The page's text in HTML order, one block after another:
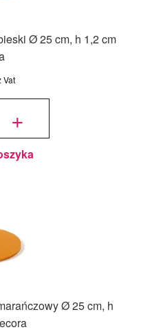
Ø 25 cm, h 1,2 cm
Vat
+
Ø 25 cm, h